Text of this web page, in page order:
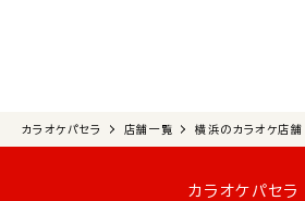
カラオケパセラ 店舗一覧 横浜のカラオケ店舗
カラオケパセラ